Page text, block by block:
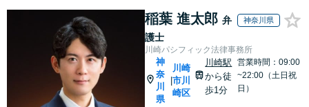
稲葉 進太郎 弁
護士
神奈川県
川崎パシフィック法律事務所
神
奈
川
県
川崎
市川
崎区
川崎駅
から徒
歩1分
営業時間：09:00
~22:00（土日祝
日）